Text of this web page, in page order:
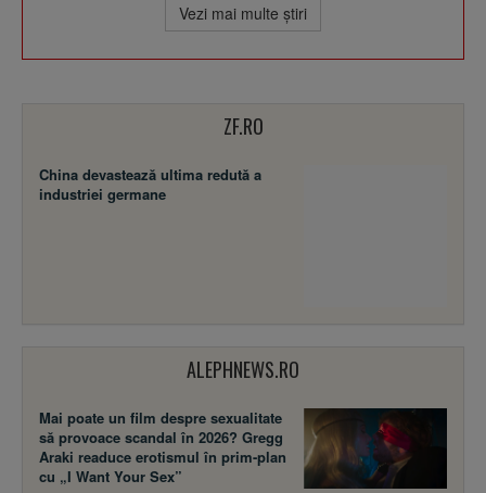
Vezi mai multe ştiri
ZF.RO
China devastează ultima redută a
industriei germane
ALEPHNEWS.RO
Mai poate un film despre sexualitate
să provoace scandal în 2026? Gregg
Araki readuce erotismul în prim-plan
cu „I Want Your Sex”